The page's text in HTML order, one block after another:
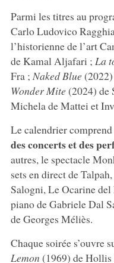
Parmi les titres au
Carlo Ludovico
l’historienne de l’art
de Kamal Aljafari ; La
Fra ; Naked Blue(2022)
Wonder Mite(2024) de
Michela de Mattei et
Le calendrier comprend
des concerts et des
autres, le spectacle
sets en direct de
Salogni, Le Ocarine
piano de Gabriele Dal
de Georges Méliès.
Chaque soirée s’ouvre
Lemon (1969) de Hollis